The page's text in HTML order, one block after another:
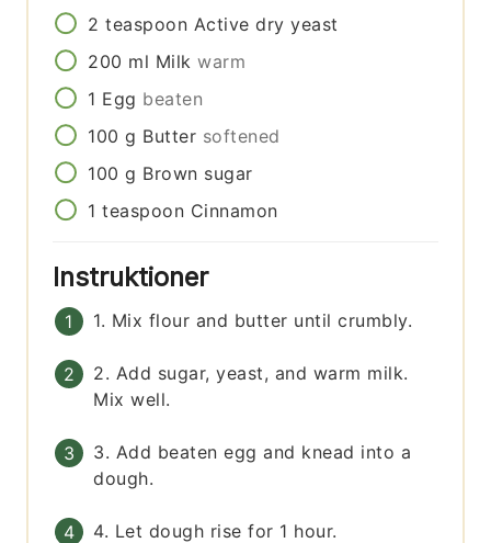
2 teaspoon Active dry yeast
200 ml Milk warm
1 Egg beaten
100 g Butter softened
100 g Brown sugar
1 teaspoon Cinnamon
Instruktioner
1. Mix flour and butter until crumbly.
2. Add sugar, yeast, and warm milk.
Mix well.
3. Add beaten egg and knead into a
dough.
4. Let dough rise for 1 hour.